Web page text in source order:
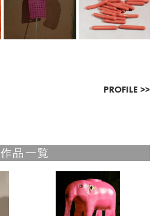
PROFILE >>
作品一覧